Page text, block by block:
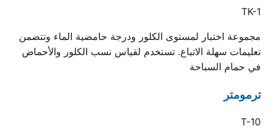
TK-1
مجموعة اختبار لمستوى الكلور ودرجة حامضية الماء وتتضمن
تعليمات سهلة الاتباع. تستخدم لقياس نسب الكلور والأحماض
في حمام السباحة
ترمومتر
T-10